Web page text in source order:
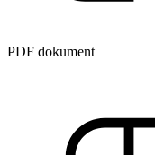
PDF dokument